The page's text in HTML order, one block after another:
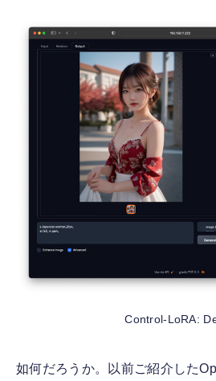
Control-LoRA:
如何だろうか。以前ご紹介した